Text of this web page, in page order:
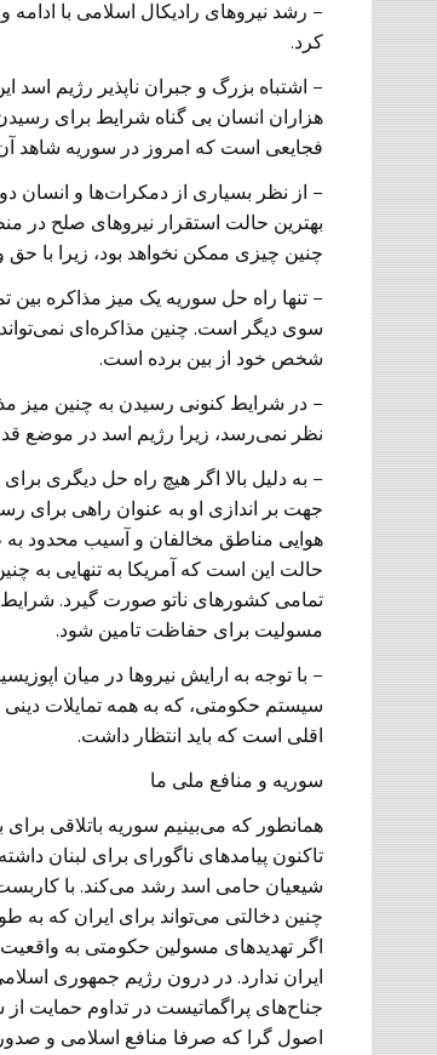
– رشد نیروهای رادیکال اسلامی با
کرد.
– اشتباه بزرگ و جبران ناپذیر رژیم
هزاران انسان بی گناه شرایط برای
فجایعی است که امروز در سوریه شاهد
– از نظر بسیاری از دمکرات‌ها و انسان
بهترین حالت استقرار نیرو‌های صلح در
چنین چیزی ممکن نخواهد بود، زیرا با
– تنها راه حل سوریه یک میز مذاکره
سوی دیگر است. چنین مذاکره‌ای
شخص خود از بین برده است.
– در شرایط کنونی رسیدن به چنین میز
نظر نمی‌رسد، زیرا رژیم اسد در موضع
– به دلیل بالا اگر هیچ راه حل دیگری
جهت بر اندازی او به عنوان راهی‌ برای
هوایی مناطق مخالفان و آسیب محدود به
حالت این است که آمریکا به تنهایی به
تمامی کشور‌های ناتو صورت گیرد. شرایط
مسولیت برای حفاظت تامین شود.
– با توجه به ارایش نیروها در میان
سیستم حکومتی، که به همه تمایلات
اقلی است که باید انتظار داشت.
سوریه و منافع ملی ما
همانطور که می‌بینیم سوریه باتلاقی
تاکنون پیامد‌های ناگورای برای لبنان
شیعیان حامی‌ اسد رشد می‌کند. با
چنین دخالتی می‌تواند برای ایران که به
اگر تهدید‌های مسولین حکومتی به
ایران ندارد. در درون رژیم جمهوری
جناح‌های پراگماتیست در تداوم حمایت
اصول گرا که صرفا منافع اسلامی و